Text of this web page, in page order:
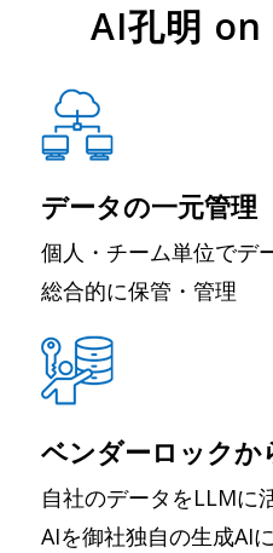
AI孔明 on
データの一元管理
個人・チーム単位でデ
総合的に保管・管理
ベンダーロックか
自社のデータをLLMに
AIを御社独自の生成AIに